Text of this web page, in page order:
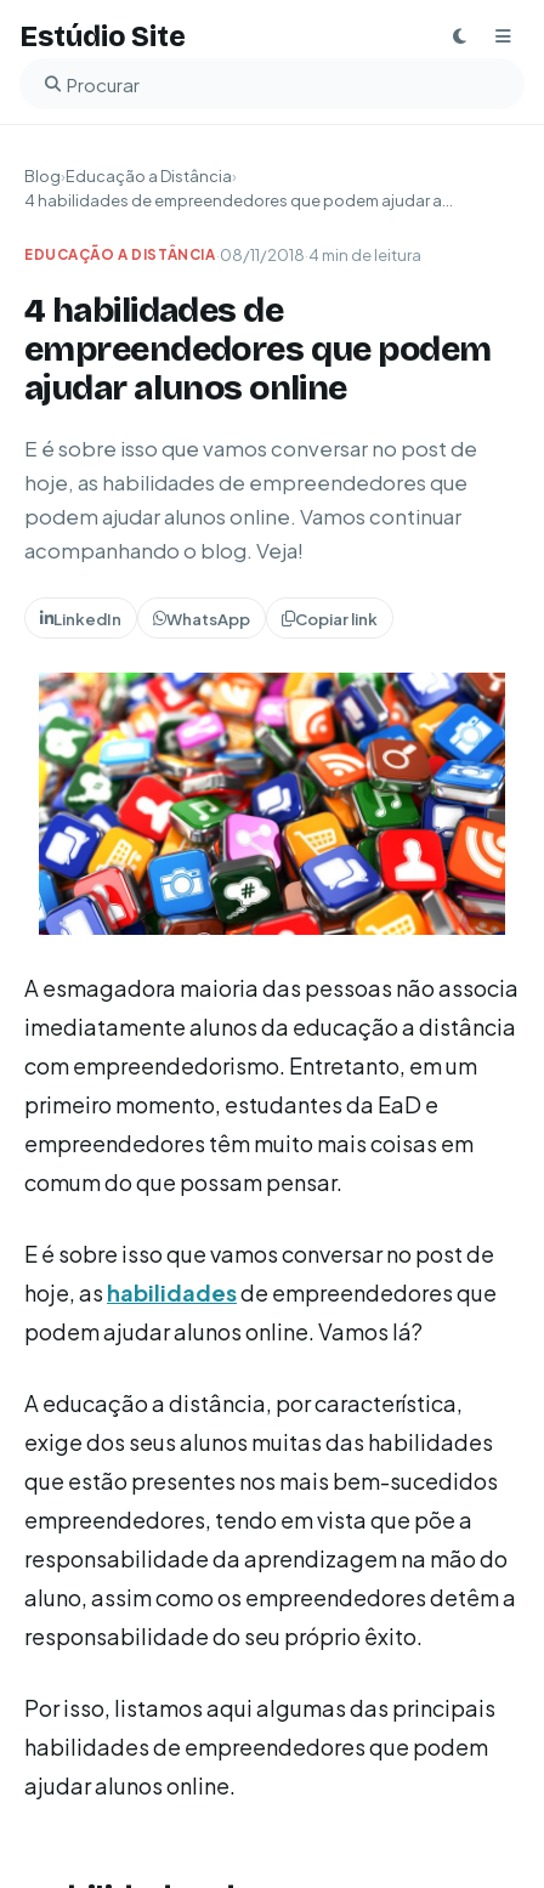
Estúdio Site
Buscar no blog
Blog›Educação a Distância›
4 habilidades de empreendedores que podem ajudar a...
EDUCAÇÃO A DISTÂNCIA·08/11/2018·4 min de leitura
4 habilidades de
empreendedores que podem
ajudar alunos online
E é sobre isso que vamos conversar no post de
hoje, as habilidades de empreendedores que
podem ajudar alunos online. Vamos continuar
acompanhando o blog. Veja!
LinkedIn WhatsApp Copiar link
A esmagadora maioria das pessoas não associa
imediatamente alunos da educação a distância
com empreendedorismo. Entretanto, em um
primeiro momento, estudantes da EaD e
empreendedores têm muito mais coisas em
comum do que possam pensar.
E é sobre isso que vamos conversar no post de
hoje, as habilidadesde empreendedores que
podem ajudar alunos online. Vamos lá?
A educação a distância, por característica,
exige dos seus alunos muitas das habilidades
que estão presentes nos mais bem-sucedidos
empreendedores, tendo em vista que põe a
responsabilidade da aprendizagem na mão do
aluno, assim como os empreendedores detêm a
responsabilidade do seu próprio êxito.
Por isso, listamos aqui algumas das principais
habilidades de empreendedores que podem
ajudar alunos online.